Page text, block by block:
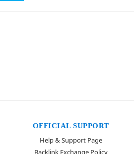
OFFICIAL SUPPORT
Help & Support Page